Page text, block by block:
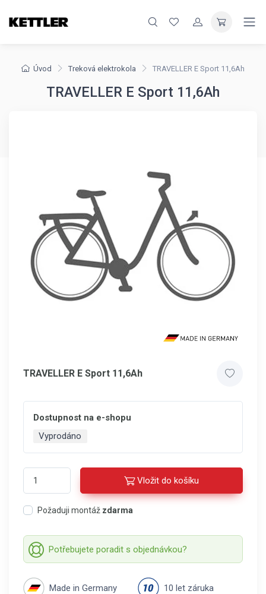
Úvod Treková elektrokola TRAVELLER E Sport 11,6Ah
TRAVELLER E Sport 11,6Ah
TRAVELLER E Sport 11,6Ah
Dostupnost na e-shopu
Vyprodáno
Vložit do košíku
Požaduji montáž zdarma
Potřebujete poradit s objednávkou?
Made in Germany 10 let záruka